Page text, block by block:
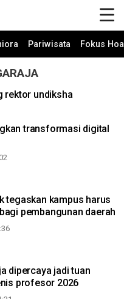
Pariwisata Fokus
rektor undiksha
transformasi digital
tegaskan kampus harus
pembangunan daerah
dipercaya jadi tuan
profesor 2026